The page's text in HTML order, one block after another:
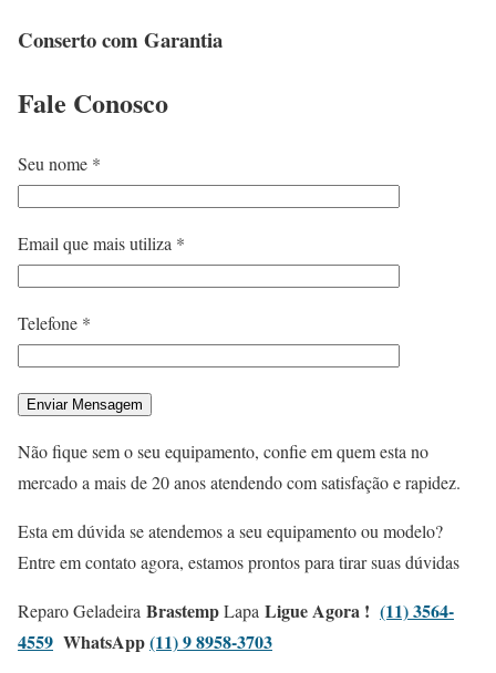
Conserto com Garantia
Fale Conosco
Seu nome *
Email que mais utiliza *
Telefone *
Não fique sem o seu equipamento, confie em quem esta no
mercado a mais de 20 anos atendendo com satisfação e rapidez.
Esta em dúvida se atendemos a seu equipamento ou modelo?
Entre em contato agora, estamos prontos para tirar suas dúvidas
Reparo Geladeira BrastempLapa Ligue Agora ! (11) 3564-
4559 WhatsApp(11) 9 8958-3703